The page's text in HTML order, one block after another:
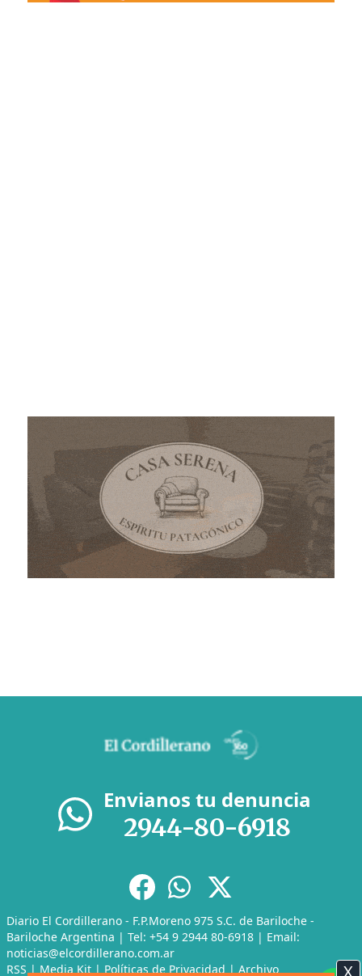
Envianos tu denuncia
2944-80-6918
Diario El Cordillerano - F.P.Moreno 975 S.C. de Bariloche -
Bariloche Argentina | Tel: +54 9 2944 80-6918 | Email:
noticias@elcordillerano.com.ar
RSS|Media Kit|Políticas de Privacidad|Archivo X